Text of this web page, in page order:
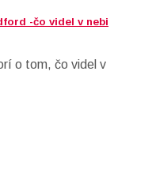
-čo videl v nebi
o tom, čo videl v